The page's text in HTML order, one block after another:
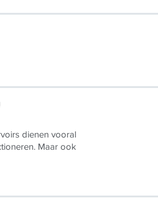
dienen vooral
Maar ook